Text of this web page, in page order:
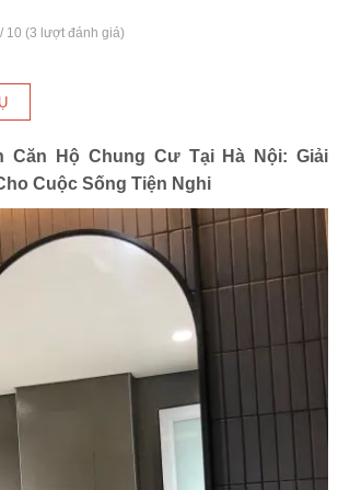
/ 10 (3 lượt đánh giá)
Căn Hộ Chung Cư Tại Hà Nội: Giải
Cuộc Sống Tiện Nghi